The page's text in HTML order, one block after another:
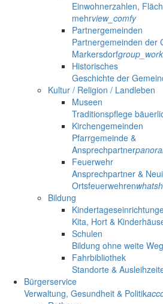
Einwohnerzahlen,
mehrview_comfy
Partnergemeinden
Partnergemeinden der
Markersdorfgroup_work
Historisches
Geschichte der
Kultur / Religion / Landleben
Museen
Traditionspflege
Kirchengemeinden
Pfarrgemeinde &
Ansprechpartner
Feuerwehr
Ansprechpartner &
Ortsfeuerwehren
Bildung
Kita, Hort &
Schulen
Bildung ohne weite
Fahrbibliothek
Standorte &
Bürgerservice
Verwaltung, Gesundheit & Politik